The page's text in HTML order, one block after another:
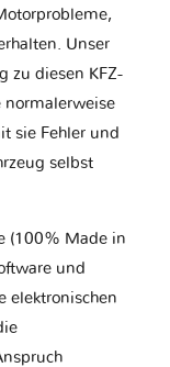
Unser
zu diesen KFZ-
normalerweise
sie Fehler und
selbst
(100% Made in
und
elektronischen